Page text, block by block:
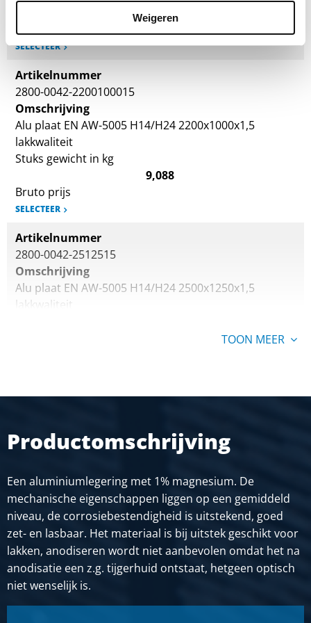
Weigeren
8,262
Bruto prijs
SELECTEER
Artikelnummer
2800-0042-2200100015
Omschrijving
Alu plaat EN AW-5005 H14/H24 2200x1000x1,5
lakkwaliteit
Stuks gewicht in kg
9,088
Bruto prijs
SELECTEER
Artikelnummer
2800-0042-2512515
Omschrijving
Alu plaat EN AW-5005 H14/H24 2500x1250x1,5
2800-0042-31515
Omschrijving
lakkwaliteit
Stuks gewicht in kg
18,59
Bruto prijs
SELECTEER
Artikelnummer
TOON MEER
Productomschrijving
Een aluminiumlegering met 1% magnesium. De
mechanische eigenschappen liggen op een gemiddeld
niveau, de corrosiebestendigheid is uitstekend, goed
zet- en lasbaar. Het materiaal is bij uitstek geschikt voor
lakken, anodiseren wordt niet aanbevolen omdat het na
anodisatie een z.g. tijgerhuid ontstaat, hetgeen optisch
niet wenselijk is.